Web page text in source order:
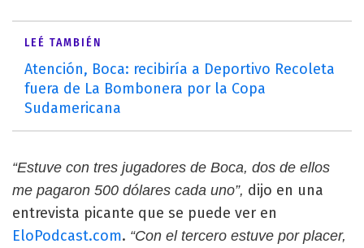
LEÉ TAMBIÉN
Atención, Boca: recibiría a Deportivo Recoleta
fuera de La Bombonera por la Copa
Sudamericana
“Estuve con tres jugadores de Boca, dos de ellos
me pagaron 500 dólares cada uno”, dijo en una
entrevista picante que se puede ver en
EloPodcast.com. “Con el tercero estuve por placer,